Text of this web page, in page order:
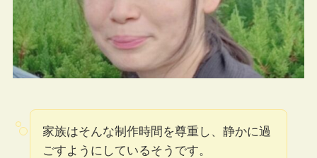
家族はそんな制作時間を尊重し、静かに過
ごすようにしているそうです。